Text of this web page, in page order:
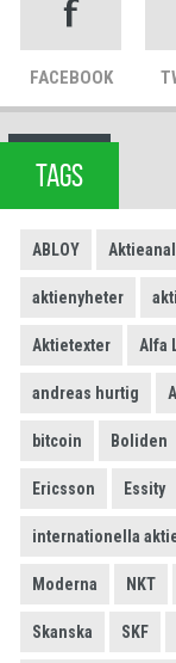
FACEBOOK
TAGS
ABLOY
aktienyheter
Aktietexter Alfa
andreas hurtig
bitcoin Boliden
Ericsson Essity
internationella
Moderna NKT
Skanska SKF